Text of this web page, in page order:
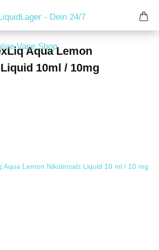
Aqua Lemon
10ml / 10mg